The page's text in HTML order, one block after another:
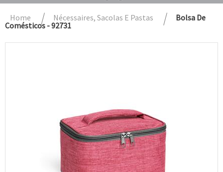
Home Nécessaires, Sacolas E Pastas
Bolsa De
Comésticos - 92731